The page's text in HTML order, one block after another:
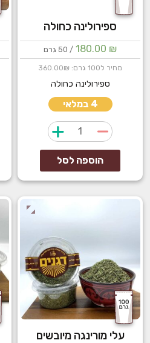
ספירולינה כחולה
180.00 ₪ / 50 גרם
מחיר ל100 גרם: 360.00₪
ספירולינה כחולה
4 במלאי
כמות
של
ספירולינה
כחולה
הוספה לסל
עלי מורינגה מיובשים